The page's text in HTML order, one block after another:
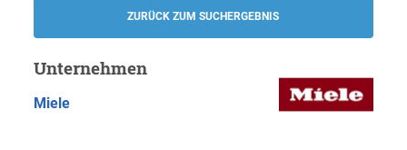
ZURÜCK ZUM SUCHERGEBNIS
Unternehmen
Miele